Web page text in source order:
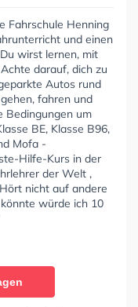
Fahrschule Henning
und einen
wirst lernen, mit
darauf, dich zu
Autos rund
fahren und
Bedingungen um
BE, Klasse B96,
Mofa -
Hilfe-Kurs in der
der Welt ,
nicht auf andere
würde ich 10